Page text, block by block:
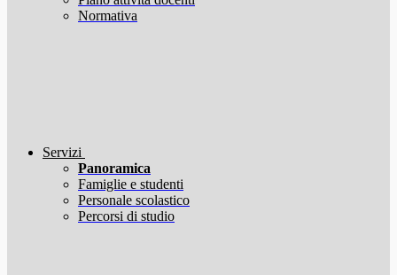
Normativa
Servizi
Panoramica
Famiglie e studenti
Personale scolastico
Percorsi di studio